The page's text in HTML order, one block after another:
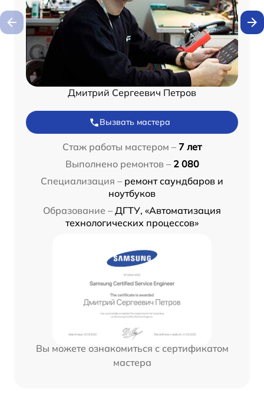
Дмитрий Сергеевич Петров
Вызвать мастера
Стаж работы мастером – 7 лет
Выполнено ремонтов – 2 080
Специализация – ремонт саундбаров и
ноутбуков
Образование – ДГТУ, «Автоматизация
технологических процессов»
Вы можете ознакомиться с сертификатом
мастера